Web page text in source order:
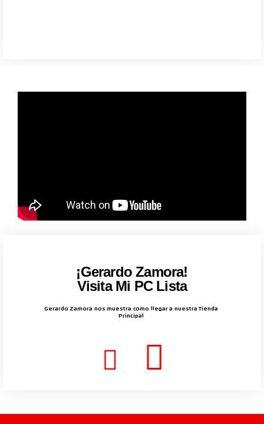
¡Gerardo Zamora!
Visita Mi PC Lista
Gerardo Zamora nos muestra como llegar a nuestra Tienda
Principal